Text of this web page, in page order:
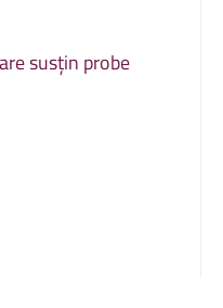
susțin probe